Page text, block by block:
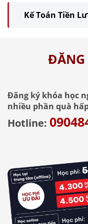
Kế Toán Tiền
ĐĂNG
Đăng ký khóa học
nhiều phần quà
Hotline: